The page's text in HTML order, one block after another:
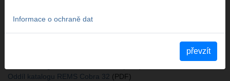
Oddíl katalogu REMS Cobra 32 (PDF)
Informace o ochraně dat
převzít